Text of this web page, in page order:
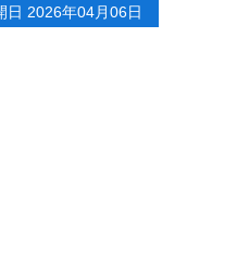
日 2026年04月06日